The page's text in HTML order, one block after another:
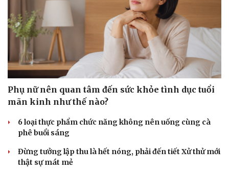
Phụ nữ nên quan tâm đến sức khỏe tình dục tuổi
mãn kinh như thế nào?
6 loại thực phẩm chức năng không nên uống cùng cà
phê buổi sáng
Đừng tưởng lập thu là hết nóng, phải đến tiết Xử thử mới
thật sự mát mẻ